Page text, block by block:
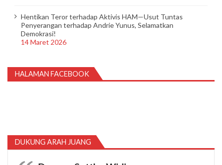
Hentikan Teror terhadap Aktivis HAM—Usut Tuntas
Penyerangan terhadap Andrie Yunus, Selamatkan
Demokrasi!
14 Maret 2026
HALAMAN FACEBOOK
DUKUNG ARAH JUANG